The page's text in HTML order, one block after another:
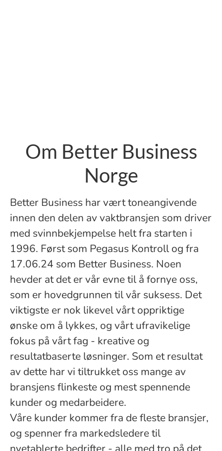
Om Better Business
Norge
Better Business har vært toneangivende
innen den delen av vaktbransjen som driver
med svinnbekjempelse helt fra starten i
1996. Først som Pegasus Kontroll og fra
17.06.24 som Better Business. Noen
hevder at det er vår evne til å fornye oss,
som er hovedgrunnen til vår suksess. Det
viktigste er nok likevel vårt oppriktige
ønske om å lykkes, og vårt ufravikelige
fokus på vårt fag - kreative og
resultatbaserte løsninger. Som et resultat
av dette har vi tiltrukket oss mange av
bransjens flinkeste og mest spennende
kunder og medarbeidere.
Våre kunder kommer fra de fleste bransjer,
og spenner fra markedsledere til